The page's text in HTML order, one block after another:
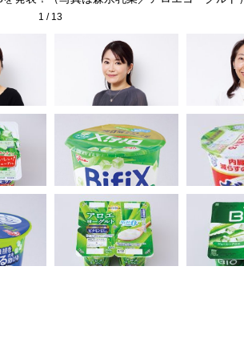
1 / 13